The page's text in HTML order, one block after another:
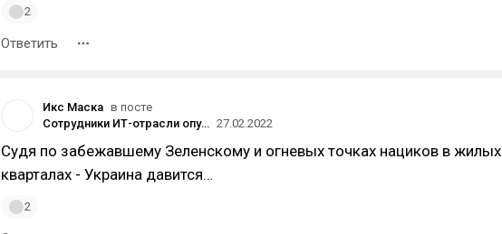
2
Ответить
Икс Маска в посте
Сотрудники ИТ-отрасли опубликовали открытое письмо против «операции» в Украине — его подписало больше тысячи человек 27.02.2022
Судя по забежавшему Зеленскому и огневых точках нациков в жилых
кварталах - Украина давится…
2